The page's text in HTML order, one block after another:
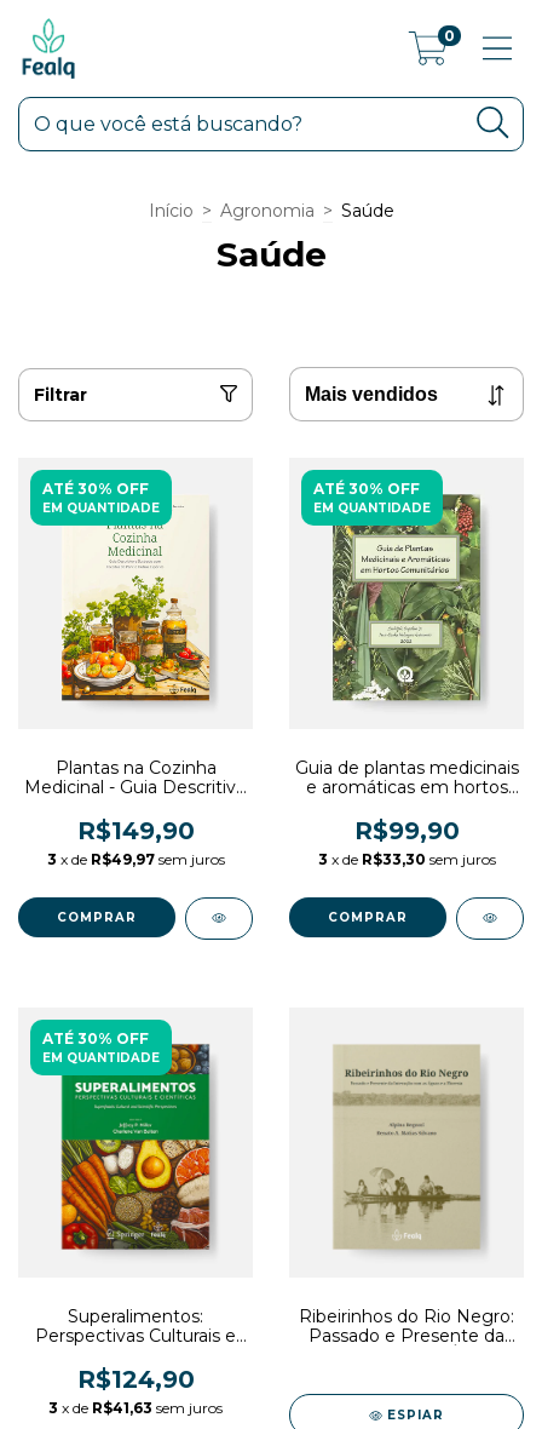
0
Início > Agronomia > Saúde
Saúde
Filtrar
ATÉ 30% OFF
EM QUANTIDADE
Plantas na Cozinha
Medicinal - Guia Descritivo
de Panc e Outras
Espécies
R$149,90
3 x de R$49,97 sem juros
ATÉ 30% OFF
EM QUANTIDADE
Guia de plantas medicinais
e aromáticas em hortos
R$99,90
3 x de R$33,30 sem juros
ATÉ 30% OFF
EM QUANTIDADE
Superalimentos:
Perspectivas Culturais e
R$124,90
3 x de R$41,63 sem juros
Ribeirinhos do Rio Negro:
Passado e Presente da
ESPIAR